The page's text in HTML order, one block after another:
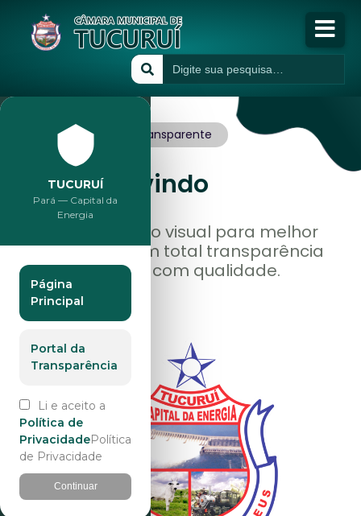
A Câmara
Publicações
Transparência
Atividades
TUCURUÍ
Pará — Capital da
Energia
Página
Principal
Portal da
Transparência
Li e aceito a
Política de
PrivacidadePolítica
de Privacidade
Continuar
Governo Transparente
SejaBem vindo
Estamos de novo visual para melhor
lhe atender, com total transparência
servindo a você com qualidade.